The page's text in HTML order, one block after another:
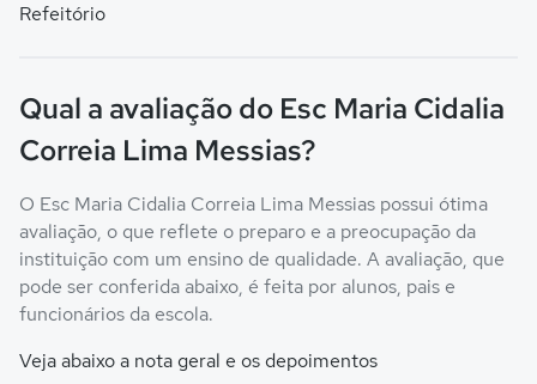
Refeitório
Qual a avaliação do Esc Maria Cidalia
Correia Lima Messias?
O Esc Maria Cidalia Correia Lima Messias possui ótima
avaliação, o que reflete o preparo e a preocupação da
instituição com um ensino de qualidade. A avaliação, que
pode ser conferida abaixo, é feita por alunos, pais e
funcionários da escola.
Veja abaixo a nota geral e os depoimentos